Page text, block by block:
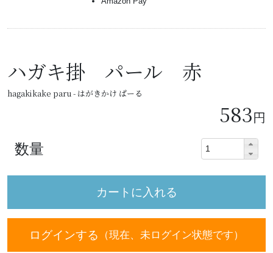
ハガキ掛 パール 赤
hagakikake paru - はがきかけ ぱーる
583円
数量
ログインする （現在、未ログイン状態です）